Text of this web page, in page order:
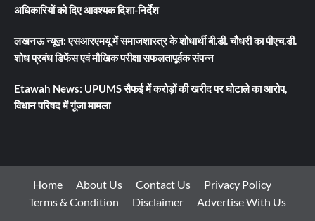
अधिकारियों को दिए आवश्यक दिशा-निर्देश
लखनऊ न्यूज़: एसआरएमयू में समाजशास्त्र के शोधार्थी बी.डी. चौधरी का पीएच.डी.
शोध प्रबंध डिफेंस एवं मौखिक परीक्षा सफलतापूर्वक संपन्न
Etawah News: UPUMS सैफई में करोड़ों की खरीद पर घोटाले का आरोप,
विधान परिषद में गूंजा मामला
Home About Us Contact Us
Privacy Policy
Terms & Condition
Disclaimer Advertise With Us